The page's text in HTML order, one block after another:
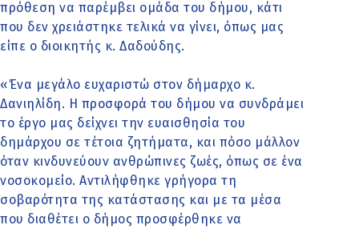
πρόθεση να παρέμβει ομάδα του δήμου, κάτι
που δεν χρειάστηκε τελικά να γίνει, όπως μας
είπε ο διοικητής κ. Δαδούδης.
«Ένα μεγάλο ευχαριστώ στον δήμαρχο κ.
Δανιηλίδη. Η προσφορά του δήμου να συνδράμει
το έργο μας δείχνει την ευαισθησία του
δημάρχου σε τέτοια ζητήματα, και πόσο μάλλον
όταν κινδυνεύουν ανθρώπινες ζωές, όπως σε ένα
νοσοκομείο. Αντιλήφθηκε γρήγορα τη
σοβαρότητα της κατάστασης και με τα μέσα
που διαθέτει ο δήμος προσφέρθηκε να